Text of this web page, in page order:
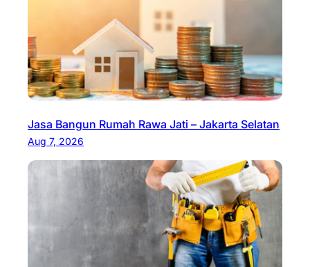
Jasa Bangun Rumah Rawa Jati – Jakarta Selatan
Aug 7, 2026